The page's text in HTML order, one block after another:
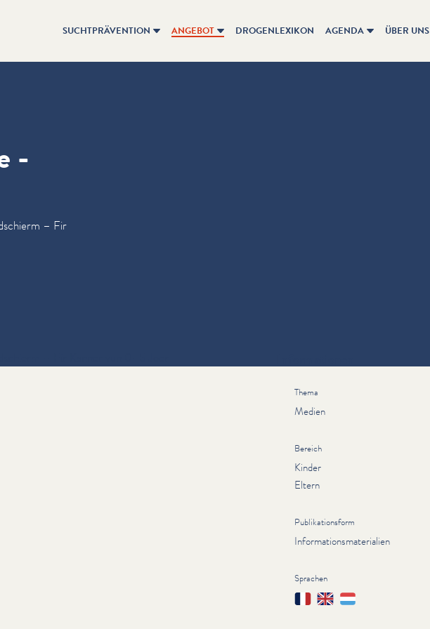
SUCHTPRÄVENTION ANGEBOT DROGENLEXIKON AGENDA ÜBER UNS
-
– Fir
Thema
Medien
Bereich
Kinder
Eltern
Publikationsform
Informationsmaterialien
Sprachen
FrançaisEnglishLëtzebuergesch